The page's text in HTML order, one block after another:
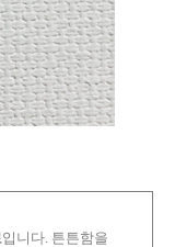
입니다. 튼튼함을